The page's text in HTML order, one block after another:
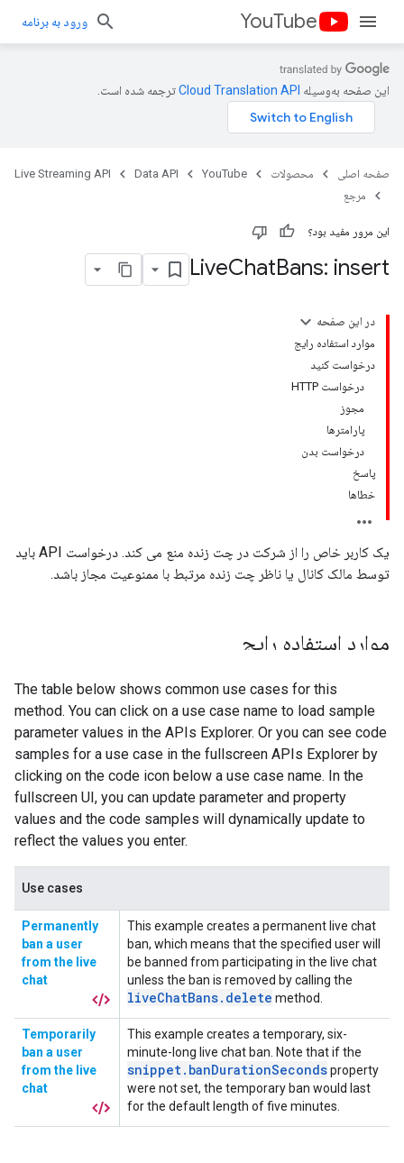
YouTube ورود به برنامه
این صفحه به‌وسیله ترجمه شده است.
صفحه اصلی محصولات YouTube
Data API
Live Streaming API
مرجع
این مرور مفید بود؟
LiveChatBans: insert
در این صفحه
موارد استفاده رایج
درخواست کنید
درخواست HTTP
مجوز
پارامترها
درخواست بدن
پاسخ
خطاها
یک کاربر خاص را از شرکت در چت زنده منع می کند. درخواست API باید
توسط مالک کانال یا ناظر چت زنده مرتبط با ممنوعیت مجاز باشد.
موارد استفاده رایج